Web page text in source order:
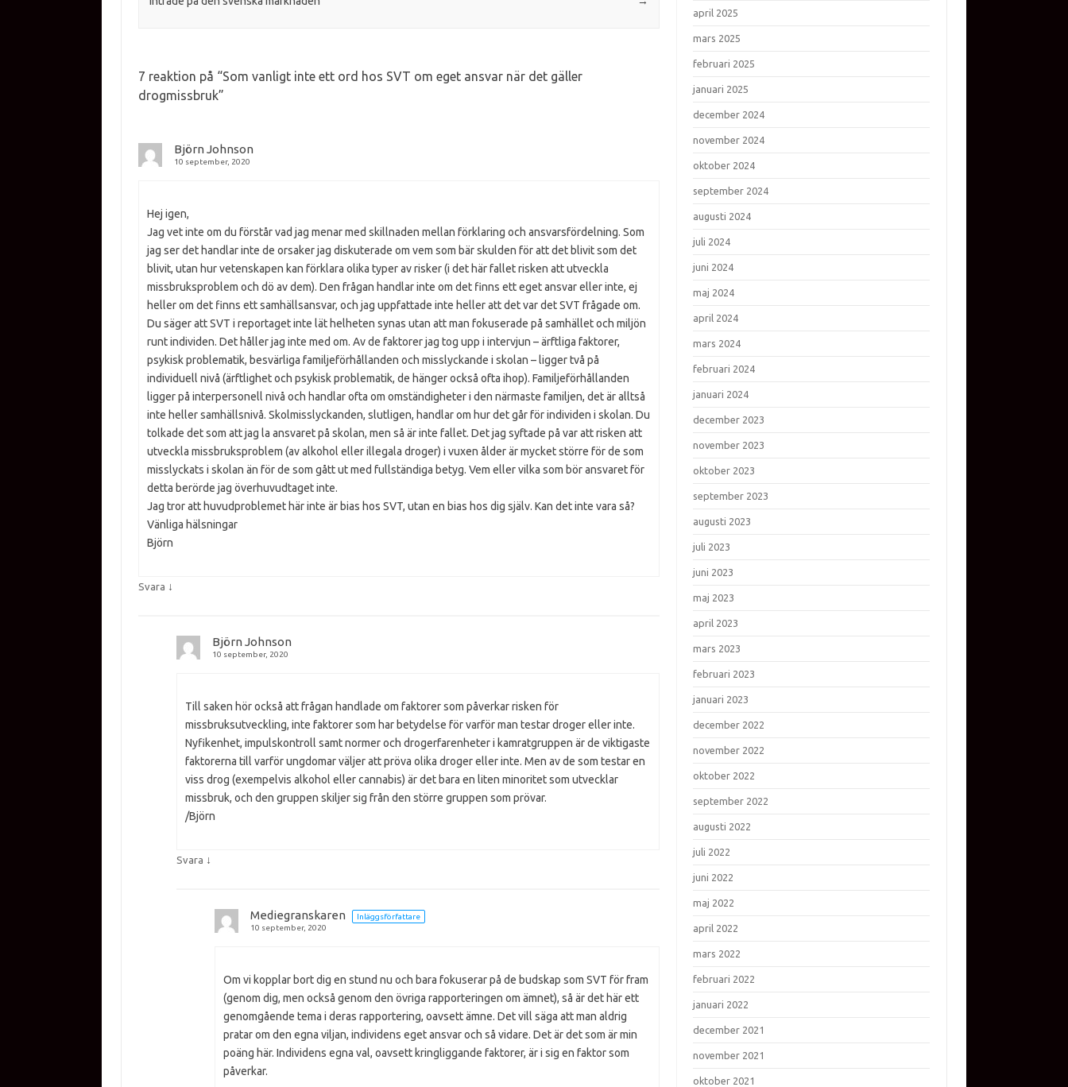
7 reaktion på “Som vanligt inte ett ord hos SVT om eget ansvar när det gäller
drogmissbruk”
Björn Johnson
10 september, 2020
Hej igen,
Jag vet inte om du förstår vad jag menar med skillnaden mellan förklaring och ansvarsfördelning. Som
jag ser det handlar inte de orsaker jag diskuterade om vem som bär skulden för att det blivit som det
blivit, utan hur vetenskapen kan förklara olika typer av risker (i det här fallet risken att utveckla
missbruksproblem och dö av dem). Den frågan handlar inte om det finns ett eget ansvar eller inte, ej
heller om det finns ett samhällsansvar, och jag uppfattade inte heller att det var det SVT frågade om.
Du säger att SVT i reportaget inte lät helheten synas utan att man fokuserade på samhället och miljön
runt individen. Det håller jag inte med om. Av de faktorer jag tog upp i intervjun – ärftliga faktorer,
psykisk problematik, besvärliga familjeförhållanden och misslyckande i skolan – ligger två på
individuell nivå (ärftlighet och psykisk problematik, de hänger också ofta ihop). Familjeförhållanden
ligger på interpersonell nivå och handlar ofta om omständigheter i den närmaste familjen, det är alltså
inte heller samhällsnivå. Skolmisslyckanden, slutligen, handlar om hur det går för individen i skolan. Du
tolkade det som att jag la ansvaret på skolan, men så är inte fallet. Det jag syftade på var att risken att
utveckla missbruksproblem (av alkohol eller illegala droger) i vuxen ålder är mycket större för de som
misslyckats i skolan än för de som gått ut med fullständiga betyg. Vem eller vilka som bör ansvaret för
detta berörde jag överhuvudtaget inte.
Jag tror att huvudproblemet här inte är bias hos SVT, utan en bias hos dig själv. Kan det inte vara så?
Vänliga hälsningar
Björn
Svara ↓
Björn Johnson
10 september, 2020
Till saken hör också att frågan handlade om faktorer som påverkar risken för
missbruksutveckling, inte faktorer som har betydelse för varför man testar droger eller inte.
Nyfikenhet, impulskontroll samt normer och drogerfarenheter i kamratgruppen är de viktigaste
faktorerna till varför ungdomar väljer att pröva olika droger eller inte. Men av de som testar en
viss drog (exempelvis alkohol eller cannabis) är det bara en liten minoritet som utvecklar
missbruk, och den gruppen skiljer sig från den större gruppen som prövar.
/Björn
Svara ↓
Mediegranskaren
Inläggsförfattare
10 september, 2020
Om vi kopplar bort dig en stund nu och bara fokuserar på de budskap som SVT för fram
(genom dig, men också genom den övriga rapporteringen om ämnet), så är det här ett
genomgående tema i deras rapportering, oavsett ämne. Det vill säga att man aldrig
pratar om den egna viljan, individens eget ansvar och så vidare. Det är det som är min
poäng här. Individens egna val, oavsett kringliggande faktorer, är i sig en faktor som
påverkar.
april 2025
mars 2025
februari 2025
januari 2025
december 2024
november 2024
oktober 2024
september 2024
augusti 2024
juli 2024
juni 2024
maj 2024
april 2024
mars 2024
februari 2024
januari 2024
december 2023
november 2023
oktober 2023
september 2023
augusti 2023
juli 2023
juni 2023
maj 2023
april 2023
mars 2023
februari 2023
januari 2023
december 2022
november 2022
oktober 2022
september 2022
augusti 2022
juli 2022
juni 2022
maj 2022
april 2022
mars 2022
februari 2022
januari 2022
december 2021
november 2021
oktober 2021